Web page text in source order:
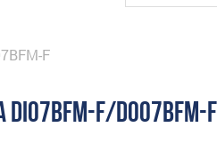
F
F/DO07BFM-F